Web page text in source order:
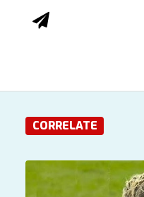
CORRELATE